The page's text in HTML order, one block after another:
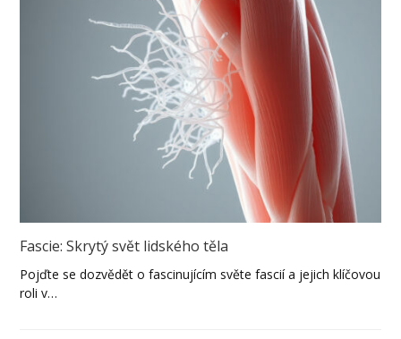
Fascie: Skrytý svět lidského těla
Pojďte se dozvědět o fascinujícím světe fascií a jejich klíčovou
roli v…